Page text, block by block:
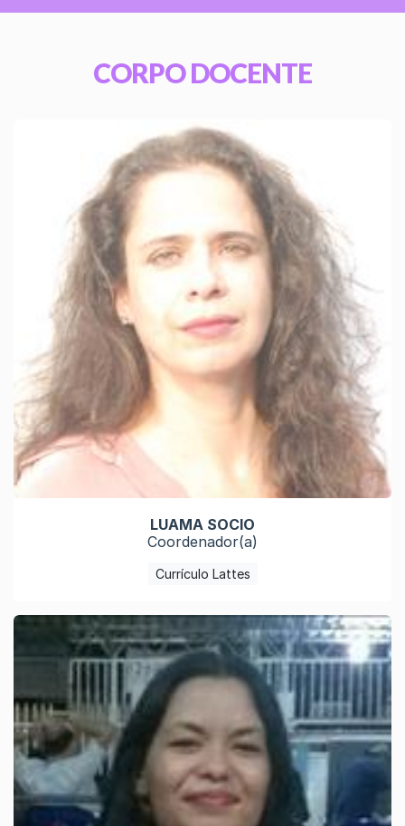
CORPO DOCENTE
LUAMA SOCIO
Coordenador(a)
Currículo Lattes